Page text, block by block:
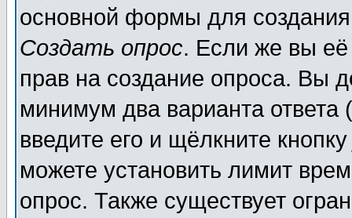
основной формы для
Создать опрос. Если же вы её
прав на создание опроса. Вы
минимум два варианта ответа
введите его и щёлкните
можете установить лимит
опрос. Также существует